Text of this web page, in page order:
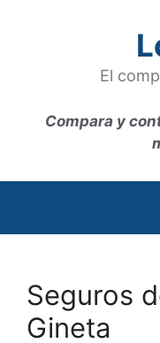
El
Compara y
Seguros
Gineta